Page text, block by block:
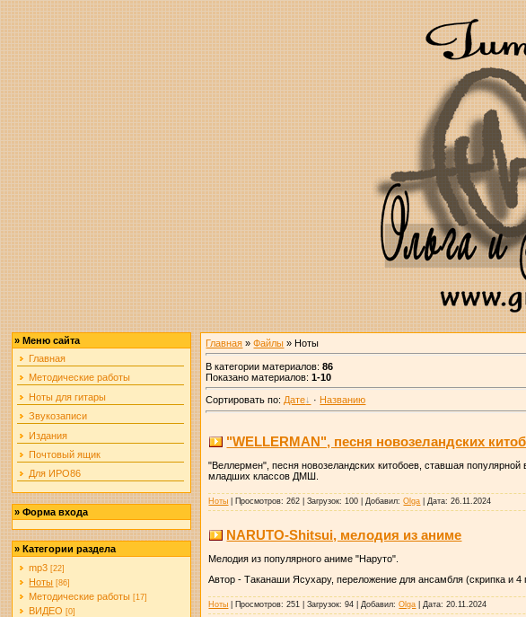
»Меню сайта
Главная
Методические работы
Ноты для гитары
Звукозаписи
Издания
Почтовый ящик
Для ИРО86
»Форма входа
»Категории раздела
mp3 [22]
Ноты [86]
Методические работы [17]
ВИДЕО [0]
Главная »Файлы » Ноты
В категории материалов:86
Показано материалов:1-10
Сортировать по: Дате · Названию
"WELLERMAN", песня новозеландских
"Веллермен", песня новозеландских китобоев, ставшая
младших классов ДМШ.
Ноты Просмотров: 262 |Загрузок: 100 Добавил: Olga Дата: 26.11.2024
NARUTO-Shitsui, мелодия из аниме
Мелодия из популярного аниме "Наруто".
Автор - Таканаши Ясухару, переложение для ансамбля (скрипка и 4
Ноты Просмотров: 251 |Загрузок: 94 Добавил: Olga Дата: 20.11.2024